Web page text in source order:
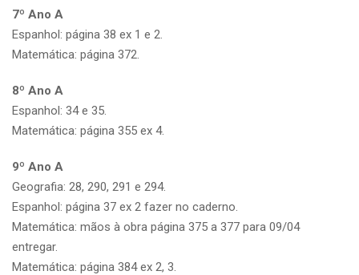
7º Ano A
Espanhol: página 38 ex 1 e 2.
Matemática: página 372.
8º Ano A
Espanhol: 34 e 35.
Matemática: página 355 ex 4.
9º Ano A
Geografia: 28, 290, 291 e 294.
Espanhol: página 37 ex 2 fazer no caderno.
Matemática: mãos à obra página 375 a 377 para 09/04
entregar.
Matemática: página 384 ex 2, 3.